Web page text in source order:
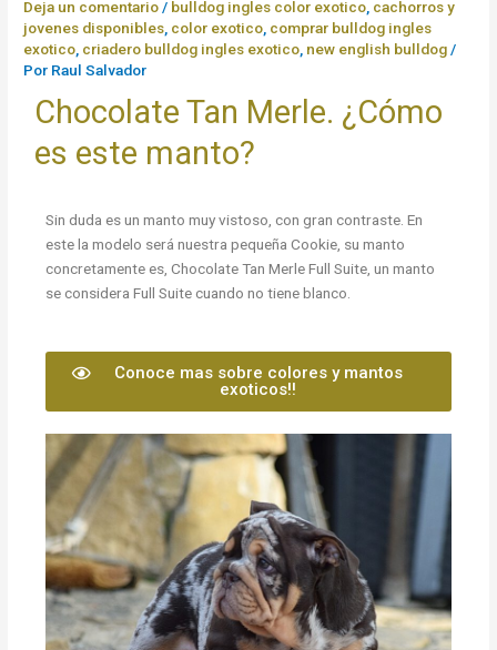
Deja un comentario / bulldog ingles color exotico cachorros y
jovenes disponibles color exotico comprar bulldog ingles
exotico criadero bulldog ingles exotico new english bulldog /
Por Raul Salvador
Chocolate Tan Merle. ¿Cómo
es este manto?
Sin duda es un manto muy vistoso, con gran contraste. En
este la modelo será nuestra pequeña Cookie, su manto
concretamente es, Chocolate Tan Merle Full Suite, un manto
se considera Full Suite cuando no tiene blanco.
Conoce mas sobre colores y mantos
exoticos!!